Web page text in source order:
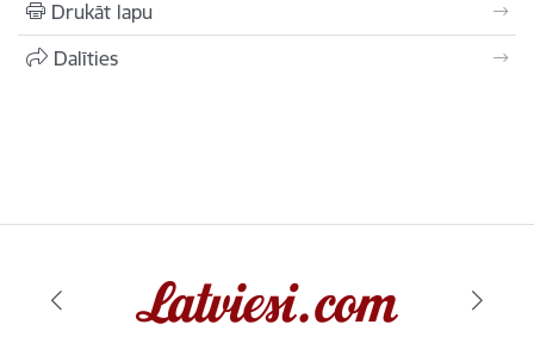
Drukāt lapu
Dalīties